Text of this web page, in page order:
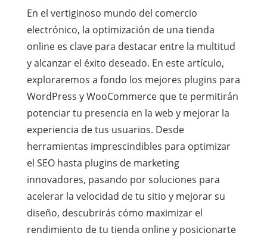
En el vertiginoso mundo del comercio
electrónico, la optimización de una tienda
online es clave para destacar entre la multitud
y alcanzar el éxito deseado. En este artículo,
exploraremos a fondo los mejores plugins para
WordPress y WooCommerce que te permitirán
potenciar tu presencia en la web y mejorar la
experiencia de tus usuarios. Desde
herramientas imprescindibles para optimizar
el SEO hasta plugins de marketing
innovadores, pasando por soluciones para
acelerar la velocidad de tu sitio y mejorar su
diseño, descubrirás cómo maximizar el
rendimiento de tu tienda online y posicionarte